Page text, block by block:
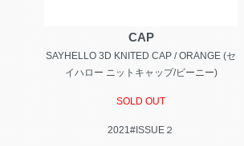
CAP
SAYHELLO 3D KNITED CAP / ORANGE (セ
イハロー ニットキャップ/ビーニー)
SOLD OUT
2021#ISSUE２